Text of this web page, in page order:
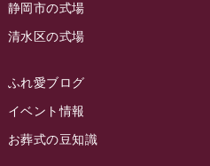
2023年4月
2023年3月
2023年2月
2023年1月
2022年12月
ラビュー島田六合
ラビュー金谷
ラビュー藤枝本町
静岡市の式場
清水区の式場
ふれ愛ブログ
イベント情報
お葬式の豆知識